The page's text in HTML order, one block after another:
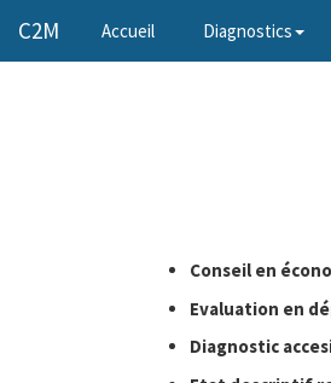
C2M Accueil (current)Diagnostics
Conseil en
Evaluation en
Diagnostic